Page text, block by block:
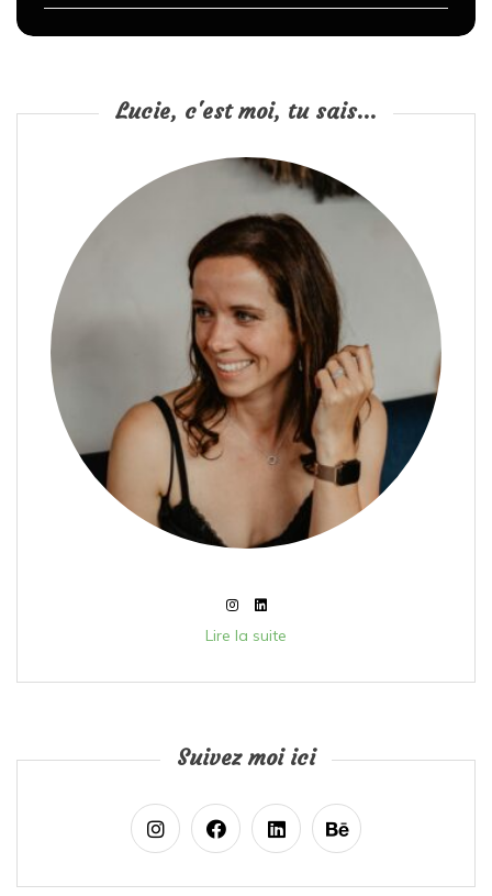
Lucie, c'est moi, tu sais...
Lire la suite
Suivez moi ici